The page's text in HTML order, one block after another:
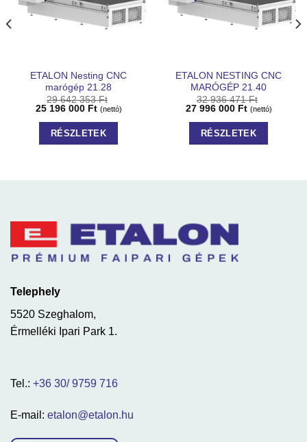
ETALON Nesting CNC
marógép 21.28
29 642 353Ft
25 196 000 Ft (nettó)
RÉSZLETEK
ETALON NESTING CNC
MARÓGÉP 21.40
32 936 471Ft
27 996 000 Ft (nettó)
RÉSZLETEK
Telephely
5520 Szeghalom,
Érmelléki Ipari Park 1.
Tel.: +36 30/ 9759 716
E-mail: etalon@etalon.hu